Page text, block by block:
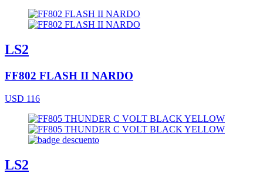
LS2
FF802 FLASH II NARDO
USD 116
LS2